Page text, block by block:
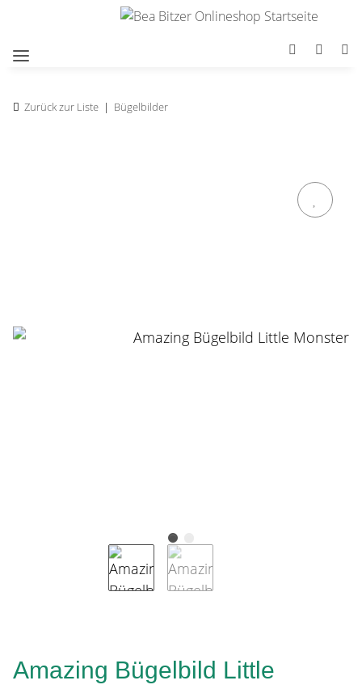
Zurück zur Liste Bügelbilder
Amazing Bügelbild Little